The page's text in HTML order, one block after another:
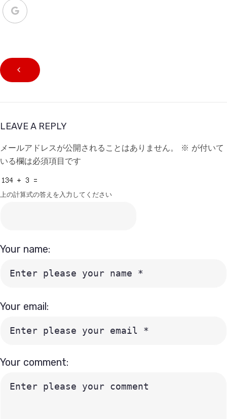
LEAVE A REPLY
メールアドレスが公開されることはありません。 ※ が付いて
いる欄は必須項目です
Your comment:
上の計算式の答えを入力してください
Your name:
Your email: